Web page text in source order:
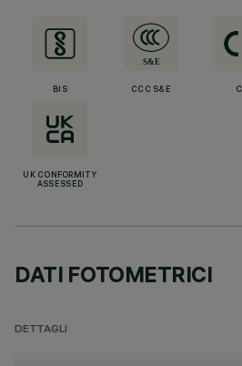
BIS CCC S&E
UK CONFORMITY
ASSESSED
DATI FOTOMETRICI
DETTAGLI